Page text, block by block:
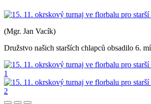
(Mgr. Jan Vacík)
Družstvo našich starších chlapců obsadilo 6.